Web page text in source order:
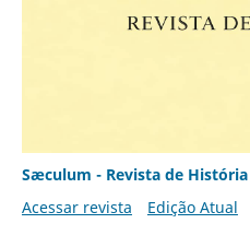
Sæculum - Revista de História
Acessar revista
Edição Atual